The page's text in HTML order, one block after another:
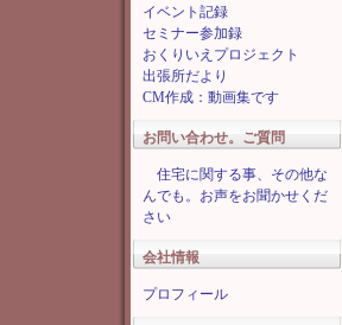
イベント記録
セミナー参加録
おくりいえプロジェクト
出張所だより
CM作成：動画集です
お問い合わせ。ご質問
住宅に関する事、その他な
んでも。お声をお聞かせくだ
さい
会社情報
プロフィール